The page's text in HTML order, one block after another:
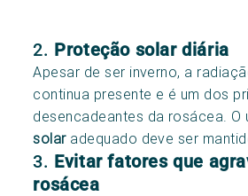
2. Proteção solar diária
Apesar de ser inverno, a
continua presente e é um dos
desencadeantes da rosácea. O
solaradequado deve ser
3. Evitar fatores que
rosácea